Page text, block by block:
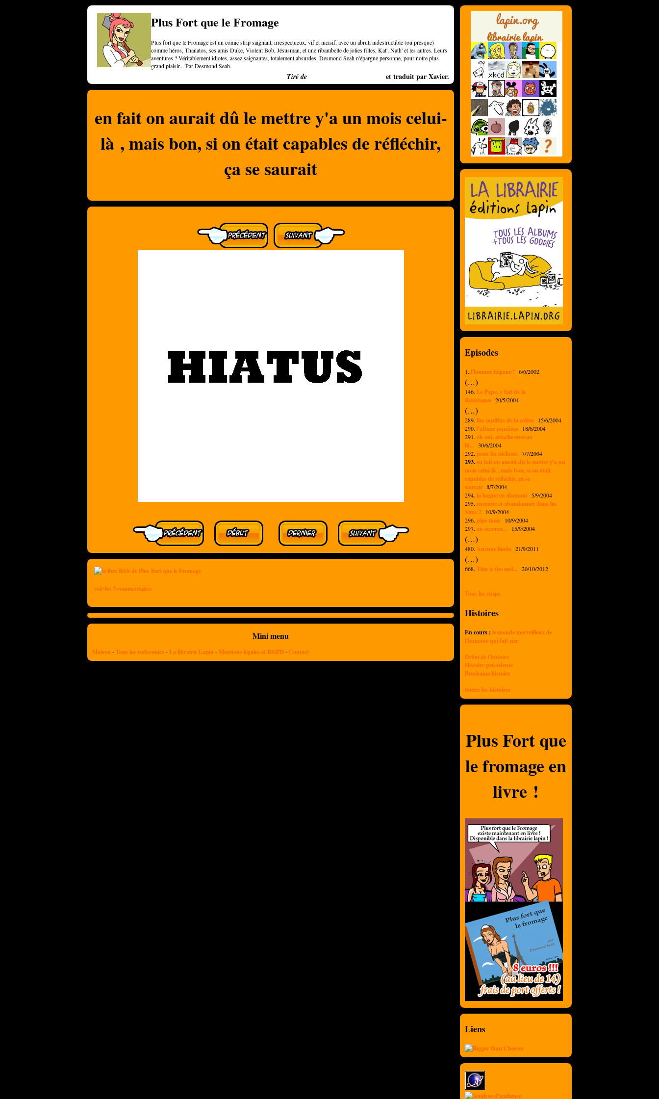
Plus Fort que le Fromage
Plus fort que le Fromage est un comic strip saignant, irrespectueux, vif et incisif, avec un abruti indestructible (ou presque)
comme héros, Thanatos, ses amis Duke, Violent Bob, Jésusman, et une ribambelle de jolies filles, Kat', Nath' et les autres. Leurs
aventures ? Véritablement idiotes, assez saignantes, totalement absurdes. Desmond Seah n'épargne personne, pour notre plus
grand plaisir... Par Desmond Seah.
Tiré de et traduit par Xavier.
en fait on aurait dû le mettre y'a un mois celui-
là , mais bon, si on était capables de réfléchir,
ça se saurait
voir les 3 commentaires
Mini menu
Maison -Tous les webcomics - La librairie Lapin - Mentions légales et RGPD - Contact
Episodes
1. l'homme tzigane ! 6/6/2002
(...)
146. Le Pape, y fait de la
Résistance 20/5/2004
(...)
289. lles muffins de la colère 15/6/2004
290. l'ultime punition 18/6/2004
291. oh oui, attache-moi au
lit... 30/6/2004
292. pour les nichons 7/7/2004
293.en fait on aurait dû le mettre y'a un
mois celui-là , mais bon, si on était
capables de réfléchir, ça se
saurait 8/7/2004
294. la bague en diamant 5/9/2004
295. enceinte et abandonnée dans les
Sims 2 10/9/2004
296. pipe maïs 10/9/2004
297. au secours... 15/9/2004
(...)
480. Aucune limite 21/9/2011
(...)
668. This is the end... 20/10/2012
Tous les strips
Histoires
En cours : le monde merveilleux de
l'humour qui fait rire
Début de l'histoire
Histoire précédente
Prochaine histoire
toutes les histoires
Plus Fort que
le fromage en
livre !
Liens